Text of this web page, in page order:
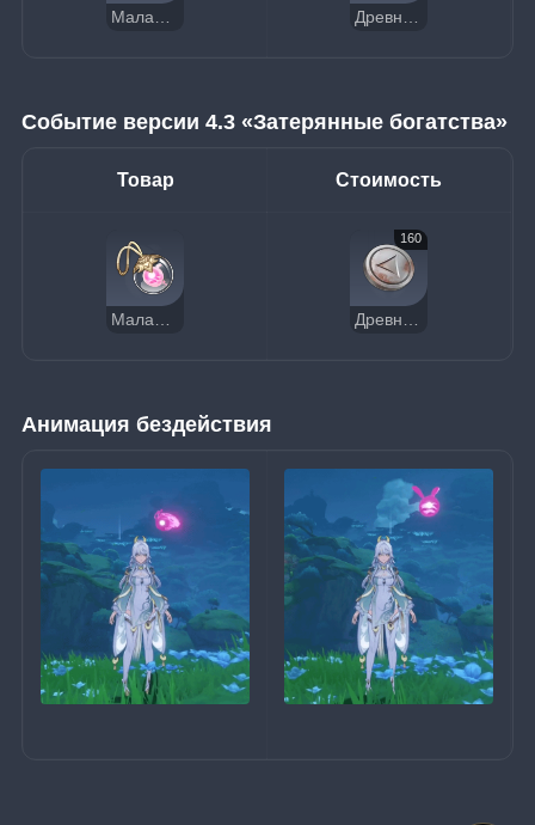
Событие версии 4.3 «Затерянные богатства»
Товар Стоимость
160
Анимация бездействия